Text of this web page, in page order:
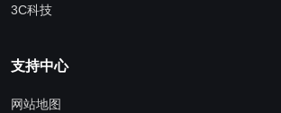
3C科技
支持中心
网站地图